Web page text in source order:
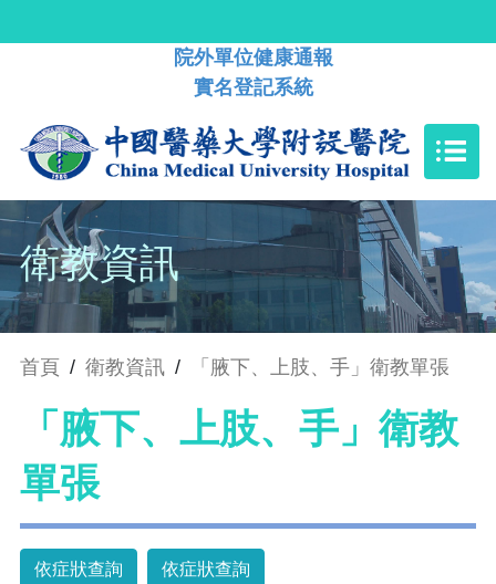
院外單位健康通報
實名登記系統
衛教資訊
首頁 / 衛教資訊 / 「腋下、上肢、手」衛教單張
「腋下、上肢、手」衛教
單張
依症狀查詢 依症狀查詢